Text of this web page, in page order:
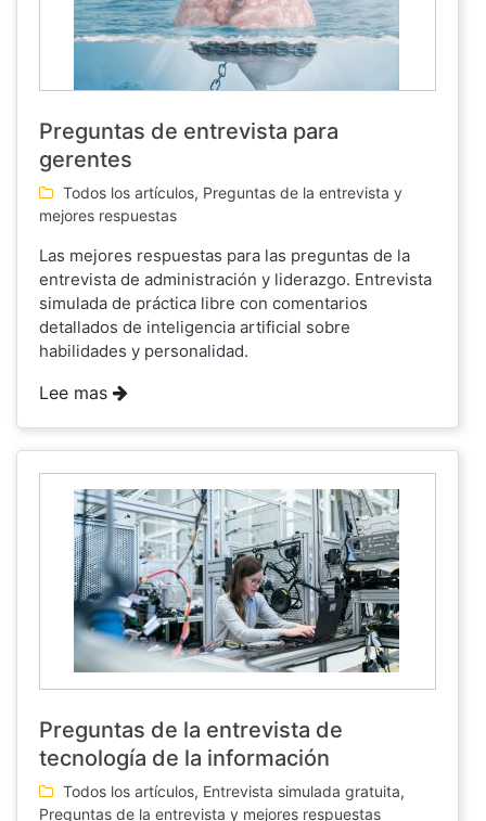
Preguntas de entrevista para
gerentes
Todos los artículos, Preguntas de la entrevista y
mejores respuestas
Las mejores respuestas para las preguntas de la
entrevista de administración y liderazgo. Entrevista
simulada de práctica libre con comentarios
detallados de inteligencia artificial sobre
habilidades y personalidad.
Lee mas
Preguntas de la entrevista de
tecnología de la información
Todos los artículos, Entrevista simulada gratuita,
Preguntas de la entrevista y mejores respuestas